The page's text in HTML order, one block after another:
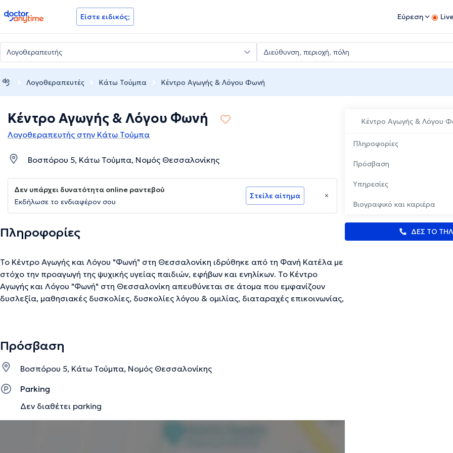
doctoranytime Είστε ειδικός; Εύρεση
Λογοθεραπευτές Κάτω Τούμπα Κέντρο Αγωγής & Λόγου Φωνή
Κέντρο Αγωγής & Λόγου
Πληροφορίες
Πρόσβαση
Υπηρεσίες
Βιογραφικό και καριέρα
ΔΕΣ ΤΟ
Κέντρο Αγωγής & Λόγου Φωνή
Λογοθεραπευτής στην Κάτω Τούμπα
Βοσπόρου 5, Κάτω Τούμπα, Νομός Θεσσαλονίκης
Δεν υπάρχει δυνατότητα online ραντεβού
Εκδήλωσε το ενδιαφέρον σου
Στείλε αίτημα
Πληροφορίες
Το Κέντρο Αγωγής και Λόγου "Φωνή" στη Θεσσαλονίκη ιδρύθηκε από τη Φανή Κατέλα με
στόχο την προαγωγή της ψυχικής υγείας παιδιών, εφήβων και ενηλίκων. Το Κέντρο
Αγωγής και Λόγου "Φωνή" στη Θεσσαλονίκη απευθύνεται σε άτομα που εμφανίζουν
δυσλεξία, μαθησιακές δυσκολίες, δυσκολίες λόγου & ομιλίας, διαταραχές επικοινωνίας,
Πρόσβαση
Βοσπόρου 5, Κάτω Τούμπα, Νομός Θεσσαλονίκης
Parking
Δεν διαθέτει parking